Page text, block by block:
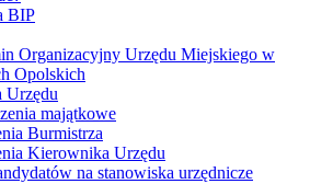
BIP
Organizacyjny Urzędu Miejskiego w
Opolskich
Urzędu
majątkowe
Burmistrza
Kierownika Urzędu
na stanowiska urzędnicze